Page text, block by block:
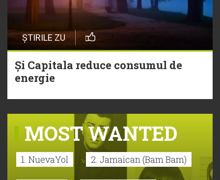
ȘTIRILE ZU
Și Capitala reduce consumul de
energie
MOST WANTED
1. NuevaYol 2. Jamaican (Bam Bam)